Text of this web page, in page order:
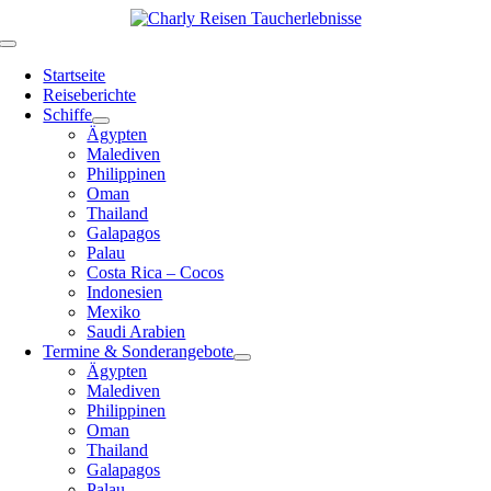
Inhalt
Toggle
NavigationStartseite
Reiseberichte
Schiffe
Ägypten
Malediven
Philippinen
Oman
Thailand
Galapagos
Palau
Costa Rica – Cocos
Indonesien
Mexiko
Saudi Arabien
Termine & Sonderangebote
Ägypten
Malediven
Philippinen
Oman
Thailand
Galapagos